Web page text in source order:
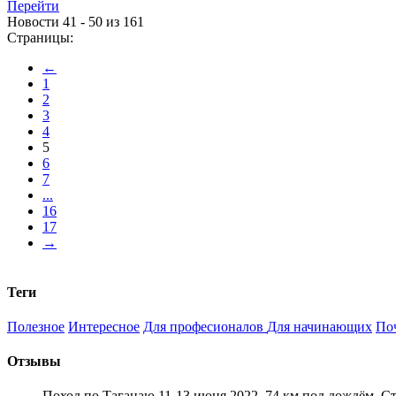
Перейти
Новости 41 - 50 из 161
Страницы:
←
1
2
3
4
5
6
7
...
16
17
→
Теги
Полезное Интересное Для професионалов Для начинающих
Отзывы